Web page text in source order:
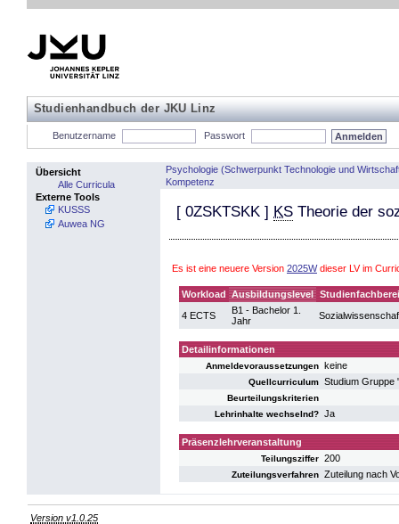
Studienhandbuch der JKU Linz
Benutzername Passwort
Übersicht
Alle Curricula
Externe Tools
KUSSS
Auwea NG
Psychologie (Schwerpunkt Technologie und
Kompetenz
[ 0ZSKTSKK ] KS Theorie der
Es ist eine neuere Version 2025Wdieser LV im
Workload Ausbildungslevel
4 ECTS
B1 - Bachelor 1.
Jahr
Detailinformationen
Anmeldevoraussetzungen keine
Quellcurriculum Studium Gruppe
Beurteilungskriterien
Lehrinhalte wechselnd? Ja
Präsenzlehrveranstaltung
Teilungsziffer 200
Zuteilungsverfahren Zuteilung nach
Version v1.0.25